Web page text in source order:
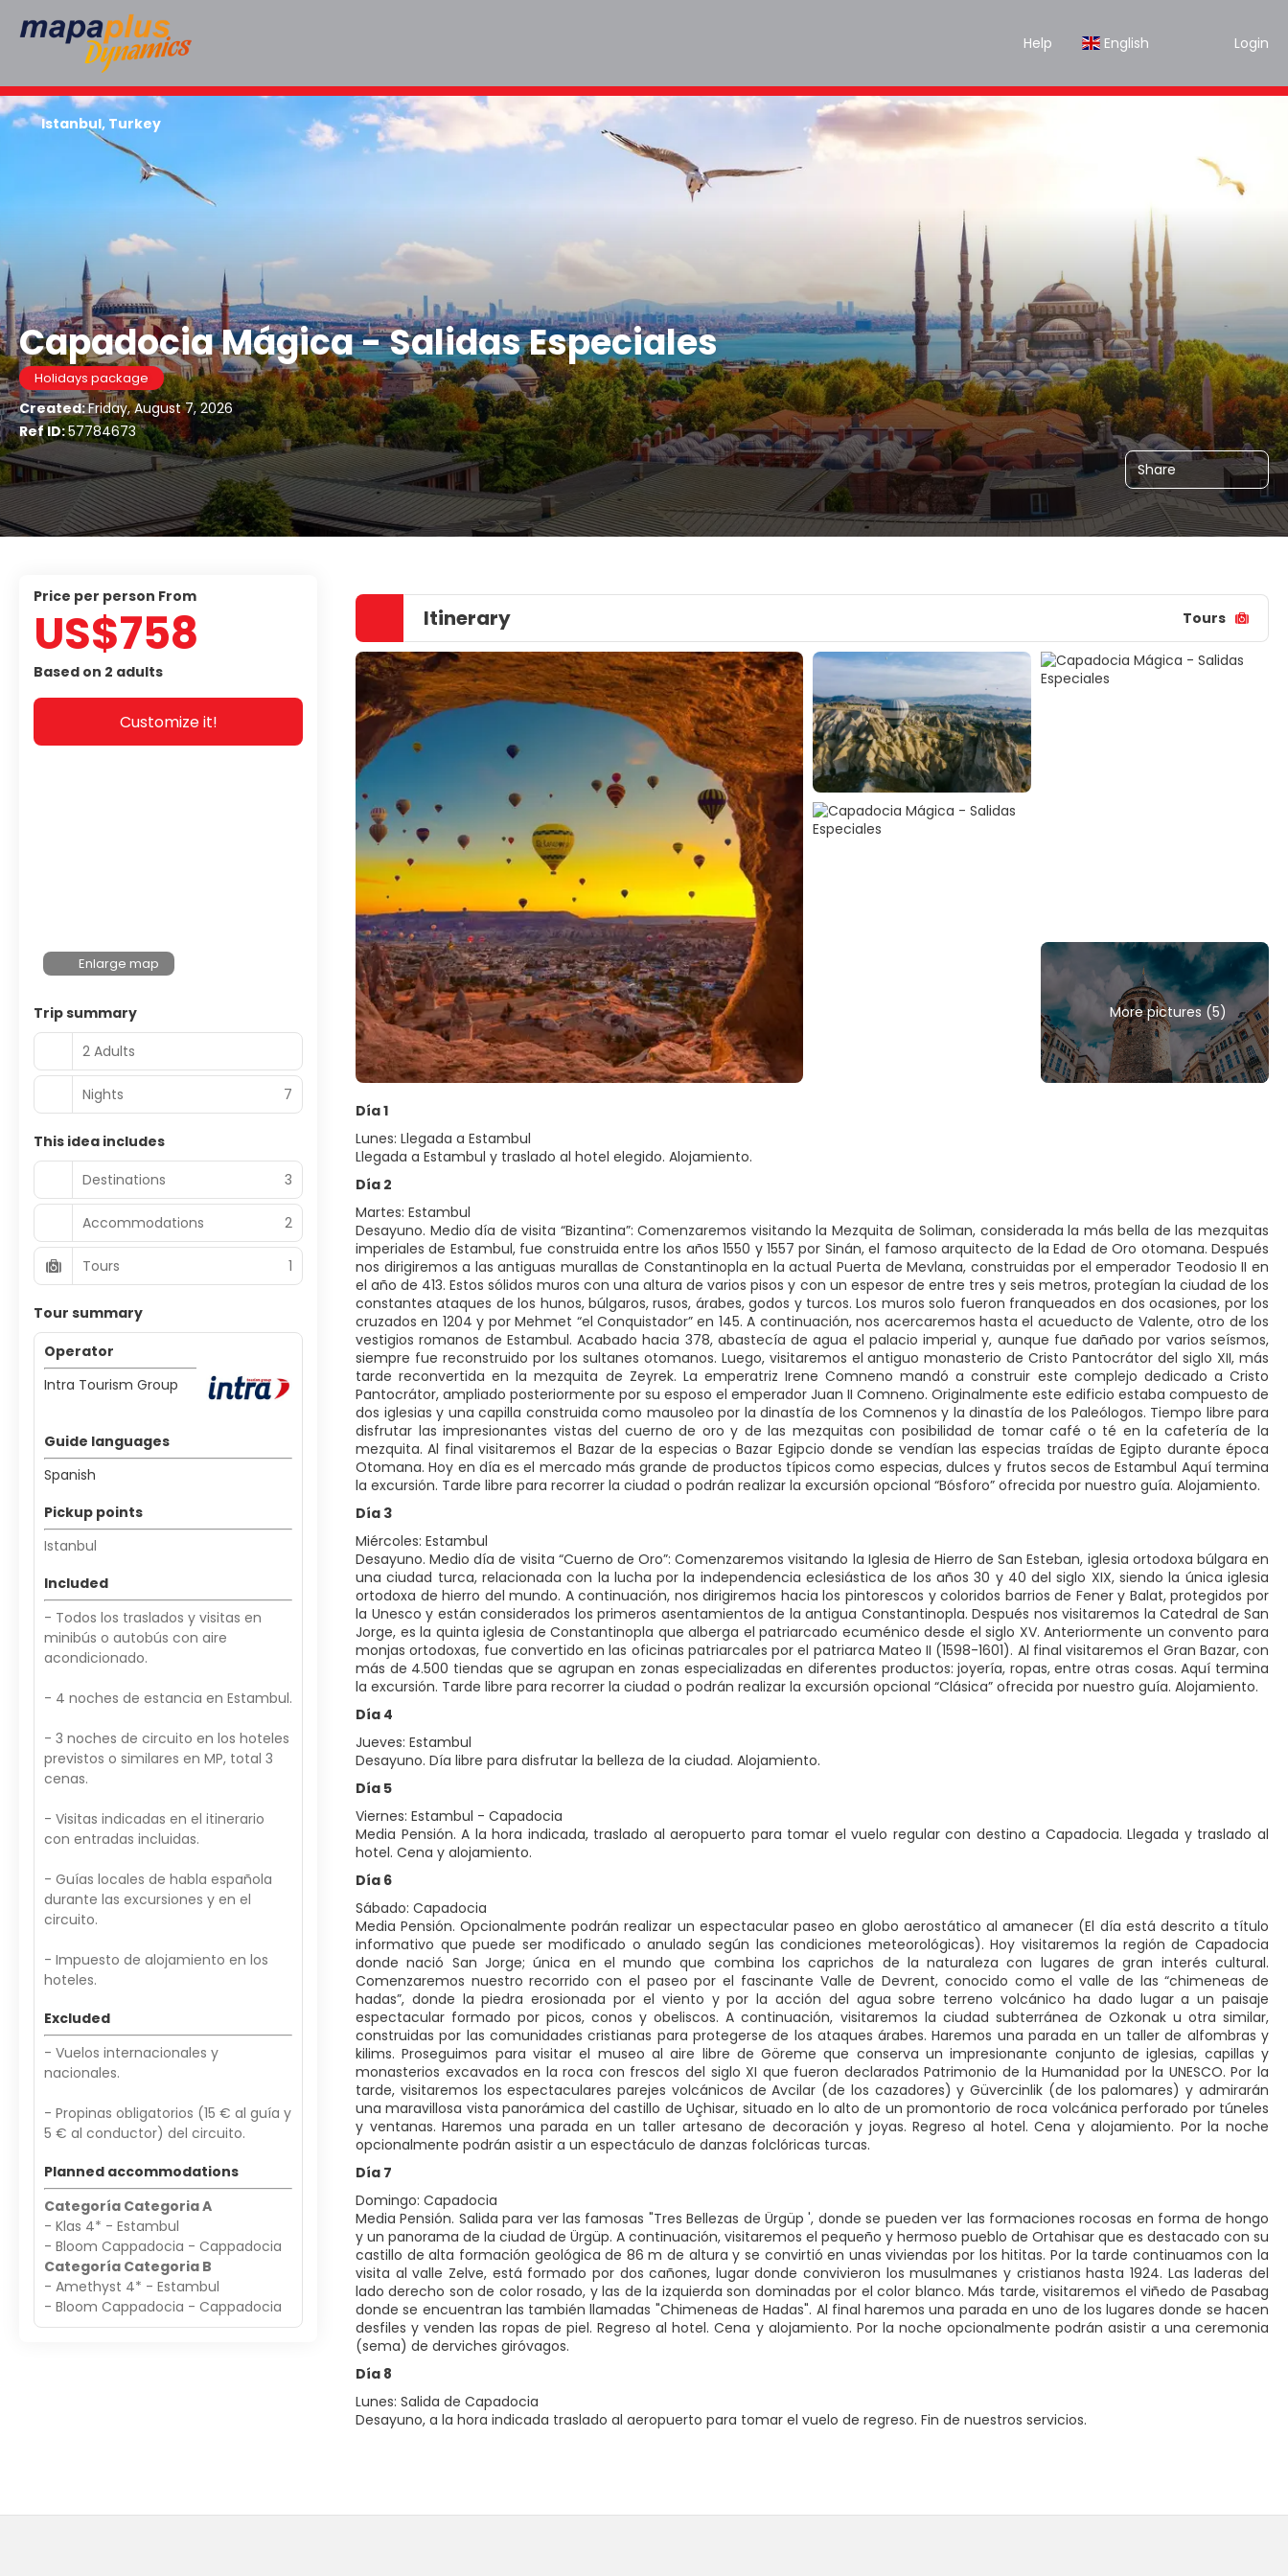
Help English Login
Capadocia Mágica - Salidas Especiales
Holidays package
Created:Friday, August 7, 2026
Ref ID:57784673
Share
Istanbul, Turkey
Itinerary Tours
More pictures (5)
Día 1
Lunes: Llegada a Estambul
Llegada a Estambul y traslado al hotel elegido. Alojamiento.
Día 2
Martes: Estambul
Desayuno. Medio día de visita “Bizantina”: Comenzaremos visitando la Mezquita de Soliman, considerada la más bella de las mezquitas
imperiales de Estambul, fue construida entre los años 1550 y 1557 por Sinán, el famoso arquitecto de la Edad de Oro otomana. Después
nos dirigiremos a las antiguas murallas de Constantinopla en la actual Puerta de Mevlana, construidas por el emperador Teodosio II en
el año de 413. Estos sólidos muros con una altura de varios pisos y con un espesor de entre tres y seis metros, protegían la ciudad de los
constantes ataques de los hunos, búlgaros, rusos, árabes, godos y turcos. Los muros solo fueron franqueados en dos ocasiones, por los
cruzados en 1204 y por Mehmet “el Conquistador” en 145. A continuación, nos acercaremos hasta el acueducto de Valente, otro de los
vestigios romanos de Estambul. Acabado hacia 378, abastecía de agua el palacio imperial y, aunque fue dañado por varios seísmos,
siempre fue reconstruido por los sultanes otomanos. Luego, visitaremos el antiguo monasterio de Cristo Pantocrátor del siglo XII, más
tarde reconvertida en la mezquita de Zeyrek. La emperatriz Irene Comneno mandó a construir este complejo dedicado a Cristo
Pantocrátor, ampliado posteriormente por su esposo el emperador Juan II Comneno. Originalmente este edificio estaba compuesto de
dos iglesias y una capilla construida como mausoleo por la dinastía de los Comnenos y la dinastía de los Paleólogos. Tiempo libre para
disfrutar las impresionantes vistas del cuerno de oro y de las mezquitas con posibilidad de tomar café o té en la cafetería de la
mezquita. Al final visitaremos el Bazar de la especias o Bazar Egipcio donde se vendían las especias traídas de Egipto durante época
Otomana. Hoy en día es el mercado más grande de productos típicos como especias, dulces y frutos secos de Estambul Aquí termina
la excursión. Tarde libre para recorrer la ciudad o podrán realizar la excursión opcional “Bósforo” ofrecida por nuestro guía. Alojamiento.
Día 3
Miércoles: Estambul
Desayuno. Medio día de visita “Cuerno de Oro”: Comenzaremos visitando la Iglesia de Hierro de San Esteban, iglesia ortodoxa búlgara en
una ciudad turca, relacionada con la lucha por la independencia eclesiástica de los años 30 y 40 del siglo XIX, siendo la única iglesia
ortodoxa de hierro del mundo. A continuación, nos dirigiremos hacia los pintorescos y coloridos barrios de Fener y Balat, protegidos por
la Unesco y están considerados los primeros asentamientos de la antigua Constantinopla. Después nos visitaremos la Catedral de San
Jorge, es la quinta iglesia de Constantinopla que alberga el patriarcado ecuménico desde el siglo XV. Anteriormente un convento para
monjas ortodoxas, fue convertido en las oficinas patriarcales por el patriarca Mateo II (1598-1601). Al final visitaremos el Gran Bazar, con
más de 4.500 tiendas que se agrupan en zonas especializadas en diferentes productos: joyería, ropas, entre otras cosas. Aquí termina
la excursión. Tarde libre para recorrer la ciudad o podrán realizar la excursión opcional “Clásica” ofrecida por nuestro guía. Alojamiento.
Día 4
Jueves: Estambul
Desayuno. Día libre para disfrutar la belleza de la ciudad. Alojamiento.
Día 5
Viernes: Estambul - Capadocia
Media Pensión. A la hora indicada, traslado al aeropuerto para tomar el vuelo regular con destino a Capadocia. Llegada y traslado al
hotel. Cena y alojamiento.
Día 6
Sábado: Capadocia
Media Pensión. Opcionalmente podrán realizar un espectacular paseo en globo aerostático al amanecer (El día está descrito a título
informativo que puede ser modificado o anulado según las condiciones meteorológicas). Hoy visitaremos la región de Capadocia
donde nació San Jorge; única en el mundo que combina los caprichos de la naturaleza con lugares de gran interés cultural.
Comenzaremos nuestro recorrido con el paseo por el fascinante Valle de Devrent, conocido como el valle de las “chimeneas de
hadas”, donde la piedra erosionada por el viento y por la acción del agua sobre terreno volcánico ha dado lugar a un paisaje
espectacular formado por picos, conos y obeliscos. A continuación, visitaremos la ciudad subterránea de Ozkonak u otra similar,
construidas por las comunidades cristianas para protegerse de los ataques árabes. Haremos una parada en un taller de alfombras y
kilims. Proseguimos para visitar el museo al aire libre de Göreme que conserva un impresionante conjunto de iglesias, capillas y
monasterios excavados en la roca con frescos del siglo XI que fueron declarados Patrimonio de la Humanidad por la UNESCO. Por la
tarde, visitaremos los espectaculares parejes volcánicos de Avcilar (de los cazadores) y Güvercinlik (de los palomares) y admirarán
una maravillosa vista panorámica del castillo de Uçhisar, situado en lo alto de un promontorio de roca volcánica perforado por túneles
y ventanas. Haremos una parada en un taller artesano de decoración y joyas. Regreso al hotel. Cena y alojamiento. Por la noche
opcionalmente podrán asistir a un espectáculo de danzas folclóricas turcas.
Día 7
Domingo: Capadocia
Media Pensión. Salida para ver las famosas "Tres Bellezas de Ürgüp ', donde se pueden ver las formaciones rocosas en forma de hongo
y un panorama de la ciudad de Ürgüp. A continuación, visitaremos el pequeño y hermoso pueblo de Ortahisar que es destacado con su
castillo de alta formación geológica de 86 m de altura y se convirtió en unas viviendas por los hititas. Por la tarde continuamos con la
visita al valle Zelve, está formado por dos cañones, lugar donde convivieron los musulmanes y cristianos hasta 1924. Las laderas del
lado derecho son de color rosado, y las de la izquierda son dominadas por el color blanco. Más tarde, visitaremos el viñedo de Pasabag
donde se encuentran las también llamadas "Chimeneas de Hadas". Al final haremos una parada en uno de los lugares donde se hacen
desfiles y venden las ropas de piel. Regreso al hotel. Cena y alojamiento. Por la noche opcionalmente podrán asistir a una ceremonia
(sema) de derviches giróvagos.
Día 8
Lunes: Salida de Capadocia
Desayuno, a la hora indicada traslado al aeropuerto para tomar el vuelo de regreso. Fin de nuestros servicios.
price per person From
US$758
Based on 2 adults
Customize it!
Enlarge map
Trip summary
2 Adults
Nights 7
This idea includes
Destinations
3
Accommodations 2
Tours 1
Tour summary
Operator
Intra Tourism Group
Guide languages
Spanish
Pickup points
Istanbul
Included
- Todos los traslados y visitas en
minibús o autobús con aire
acondicionado.
- 4 noches de estancia en Estambul.
- 3 noches de circuito en los hoteles
previstos o similares en MP, total 3
cenas.
- Visitas indicadas en el itinerario
con entradas incluidas.
- Guías locales de habla española
durante las excursiones y en el
circuito.
- Impuesto de alojamiento en los
hoteles.
Excluded
- Vuelos internacionales y
nacionales.
- Propinas obligatorios (15 € al guía y
5 € al conductor) del circuito.
Planned accommodations
Categoría Categoria A
- Klas 4* - Estambul
- Bloom Cappadocia - Cappadocia
Categoría Categoria B
- Amethyst 4* - Estambul
- Bloom Cappadocia - Cappadocia